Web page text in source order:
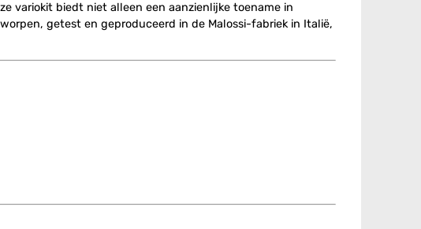
variokit biedt niet alleen een aanzienlijke toename in
getest en geproduceerd in de Malossi-fabriek in Italië,